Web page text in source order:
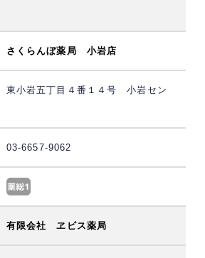
さくらんぼ薬局 小岩店
東小岩五丁目４番１４号 小岩セン
03-6657-9062
有限会社 ヱビス薬局